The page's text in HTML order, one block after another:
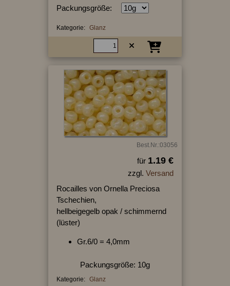
Packungsgröße:
Kategorie: Glanz
Best.Nr.:03056
für 1.19 €
zzgl. Versand
Rocailles von Ornella Preciosa
Tschechien,
hellbeigegelb opak / schimmernd
(lüster)
Gr.6/0 = 4,0mm
Packungsgröße: 10g
Kategorie: Glanz